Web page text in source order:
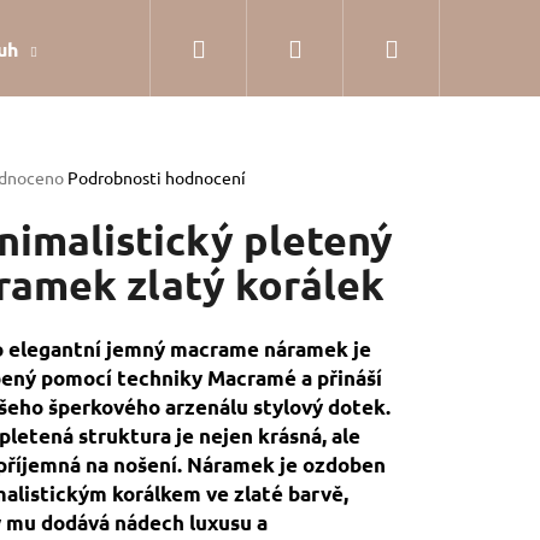
Dárkové balení Hodnocení obchodu
Přihlášení
Podrobnosti hodnocení
pletený
zlatý korálek
elegantní jemný macrame náramek je
pomocí techniky Macramé a přináší
šperkového arzenálu stylový dotek.
struktura je nejen krásná, ale
na nošení. Náramek je ozdoben
korálkem ve zlaté barvě,
dodává nádech luxusu a